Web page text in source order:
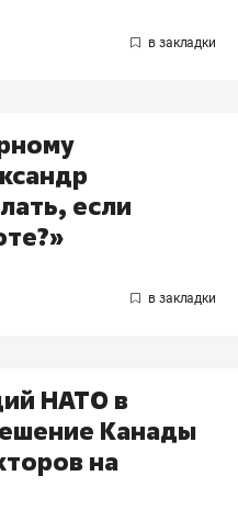
если
НАТО в
Канады
на